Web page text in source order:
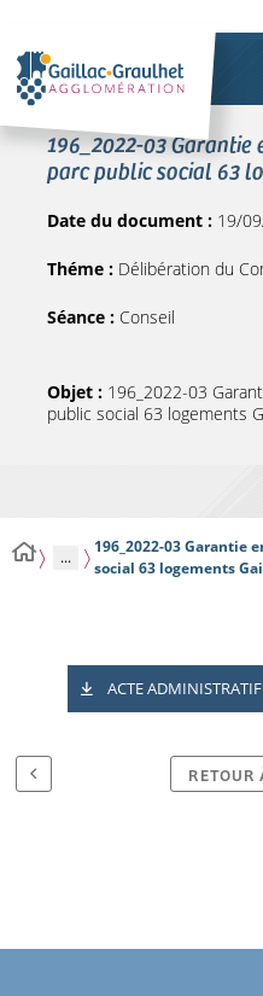
196_2022-03
parc public social 63
Date du document : 19/
Théme : Délibération du
Séance : Conseil
Objet : 196_2022-03
public social 63 logements
...
196_2022-03 Garantie
social 63 logements
ACTE ADMINISTRATIF